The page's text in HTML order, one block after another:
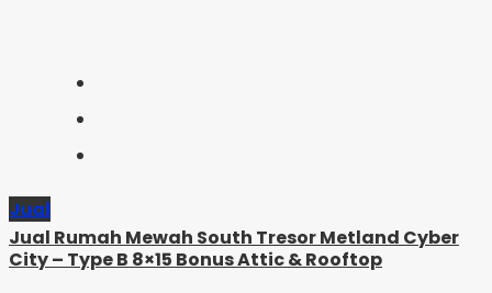
Jual
Jual Rumah Mewah South Tresor Metland Cyber
City – Type B 8×15 Bonus Attic & Rooftop